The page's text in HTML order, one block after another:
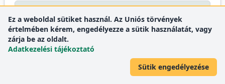
2013
39.Szodoray, P.
I.,Nagy, G.,El-Hage, F.
Altered Th17 cells and
Th17/regulatory T-cell ratios indicate the
Ez a weboldal sütiket használ. Az Uniós törvények
értelmében kérem, engedélyezze a sütik használatát, vagy
zárja be az oldalt.
Adatkezelési tájékoztató
Sütik engedélyezése